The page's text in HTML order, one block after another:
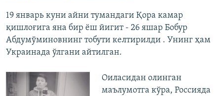
19 январь куни айни тумандаги Қора камар
қишлоғига яна бир ёш йигит - 26 яшар Бобур
Абдумўминовнинг тобути келтирилди . Унинг ҳам
Украинада ўлгани айтилган.
Оиласидан олинган
маълумотга кўра, Россияда